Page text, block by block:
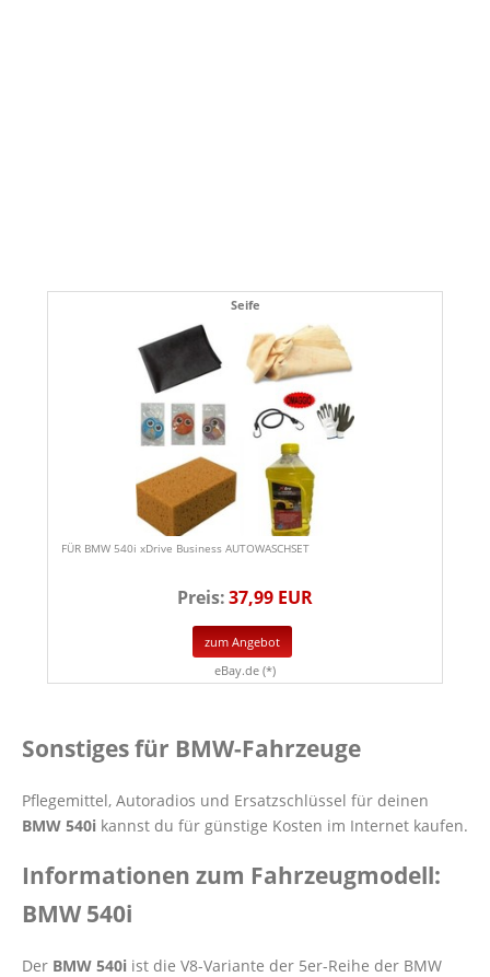
Seife
FÜR BMW 540i xDrive Business AUTOWASCHSET
Preis:37,99 EUR
zum Angebot
eBay.de (*)
Sonstiges für BMW-Fahrzeuge
Pflegemittel, Autoradios und Ersatzschlüssel für deinen
BMW 540i kannst du für günstige Kosten im Internet kaufen.
Informationen zum Fahrzeugmodell:
BMW 540i
Der BMW 540i ist die V8-Variante der 5er-Reihe der BMW